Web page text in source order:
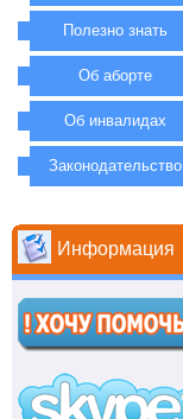
Полезно знать
Об аборте
Об инвалидах
Законодательство
Информация